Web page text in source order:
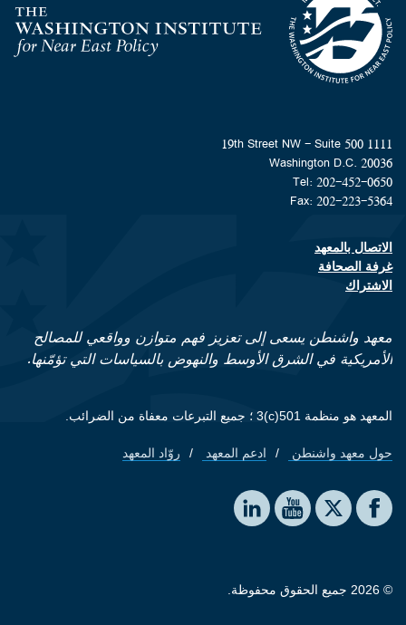
Homepage
1111 19th Street NW - Suite 500
Washington D.C. 20036
Tel: 202-452-0650
Fax: 202-223-5364
Footer contact links
الاتصال بالمعهد
غرفة الصحافة
الاشتراك
معهد واشنطن يسعى إلى تعزيز فهم متوازن وواقعي للمصالح
الأمريكية في الشرق الأوسط والنهوض بالسياسات التي تؤمّنها.
المعهد هو منظمة 501(c)3 ؛ جميع التبرعات معفاة من الضرائب.
Footer quick links
حول معهد واشنطن ادعم المعهد روّاد المعهد
Social media
The Washington Institute on Facebook
The Washington Institute on X
The Washington Institute on YouTube
The Washington Institute on LinkedIn
© 2026 جميع الحقوق محفوظة.